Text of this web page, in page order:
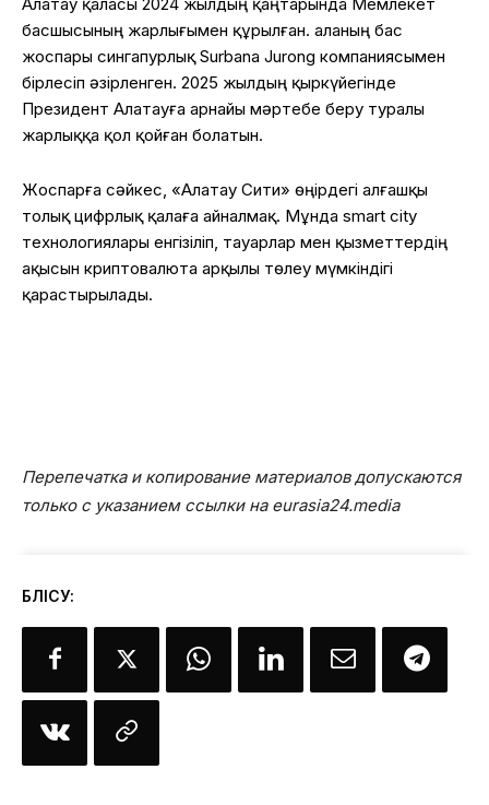
басшысының жарлығымен құрылған. Қаланың бас
жоспары сингапурлық Surbana Jurong компаниясымен
бірлесіп әзірленген. 2025 жылдың қыркүйегінде
Президент Алатауға арнайы мәртебе беру туралы
жарлыққа қол қойған болатын.
Жоспарға сәйкес, «Алатау Сити» өңірдегі алғашқы
толық цифрлық қалаға айналмақ. Мұнда smart city
технологиялары енгізіліп, тауарлар мен қызметтердің
ақысын криптовалюта арқылы төлеу мүмкіндігі
қарастырылады.
Перепечатка и копирование материалов допускаются
только с указанием ссылки на eurasia24.media
БӨЛІСУ: